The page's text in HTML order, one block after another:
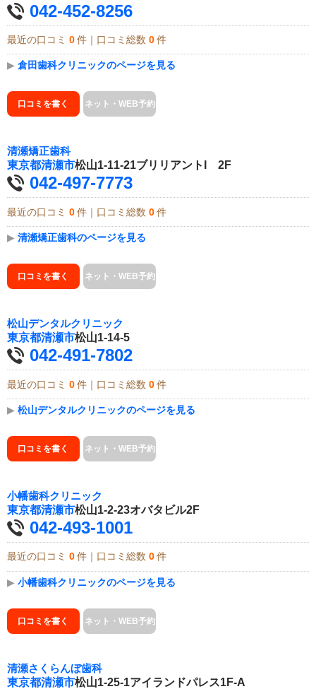
042-452-8256
最近の口コミ 0 件｜口コミ総数 0 件
▶ 倉田歯科クリニックのページを見る
口コミを書く ネット・WEB予約
清瀬矯正歯科
東京都清瀬市松山1-11-21ブリリアントI 2F
042-497-7773
最近の口コミ 0 件｜口コミ総数 0 件
▶ 清瀬矯正歯科のページを見る
口コミを書く ネット・WEB予約
松山デンタルクリニック
東京都清瀬市松山1-14-5
042-491-7802
最近の口コミ 0 件｜口コミ総数 0 件
▶ 松山デンタルクリニックのページを見る
口コミを書く ネット・WEB予約
小幡歯科クリニック
東京都清瀬市松山1-2-23オバタビル2F
042-493-1001
最近の口コミ 0 件｜口コミ総数 0 件
▶ 小幡歯科クリニックのページを見る
口コミを書く ネット・WEB予約
清瀬さくらんぼ歯科
東京都清瀬市松山1-25-1アイランドパレス1F-A